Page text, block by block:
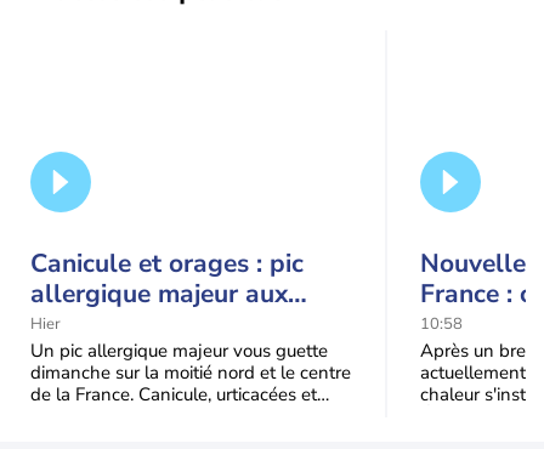
Canicule et orages : pic
allergique majeur aux
urticacées sur la moitié
nord
Hier
Un pic allergique majeur vous guette
dimanche sur la moitié nord et le centre
de la France. Canicule, urticacées et
Nouvelle
France :
10:58
Après un bref
actuellement,
chaleur